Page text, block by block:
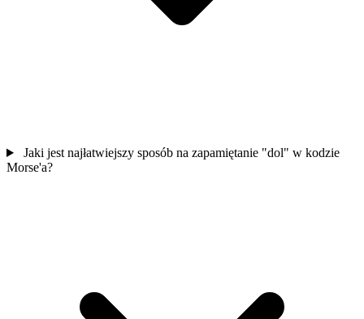
Jaki jest najłatwiejszy sposób na zapamiętanie "dol" w kodzie
Morse'a?